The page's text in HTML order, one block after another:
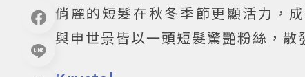
俏麗的短髮在秋冬季節更顯活力，
與申世景皆以一頭短髮驚艷粉絲，散